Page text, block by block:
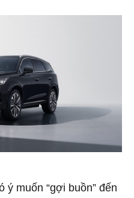
ý muốn “gợi buồn” đến